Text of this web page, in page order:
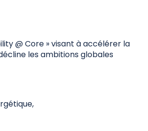
@ Core » visant à accélérer la
les ambitions globales